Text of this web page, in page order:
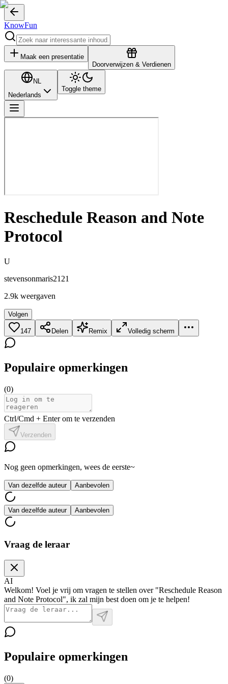
KnowFun
Maak een presentatie
Doorverwijzen & Verdienen
NL
Nederlands
Toggle theme
Reschedule Reason and Note
Protocol
U
stevensonmaris2121
2.9k weergaven
Volgen
147 Delen Remix Volledig scherm
Populaire opmerkingen
(0)
Ctrl/Cmd + Enter om te verzenden
Verzenden
Nog geen opmerkingen, wees de eerste~
Van dezelfde auteur Aanbevolen
Van dezelfde auteur Aanbevolen
Vraag de leraar
AI
Welkom! Voel je vrij om vragen te stellen over "Reschedule Reason
and Note Protocol", ik zal mijn best doen om je te helpen!
Populaire opmerkingen
(0)